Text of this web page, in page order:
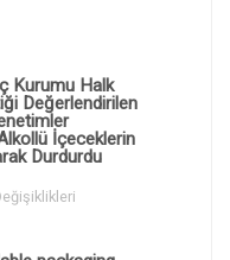
Kurumu Halk
Değerlendirilen
İçeceklerin
Durdurdu